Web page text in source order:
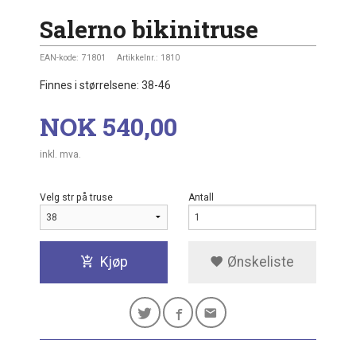
Salerno bikinitruse
EAN-kode: 71801 Artikkelnr.: 1810
Finnes i størrelsene: 38-46
Pris
NOK 540,00
inkl. mva.
Velg str på truse Antall
Kjøp Ønskeliste